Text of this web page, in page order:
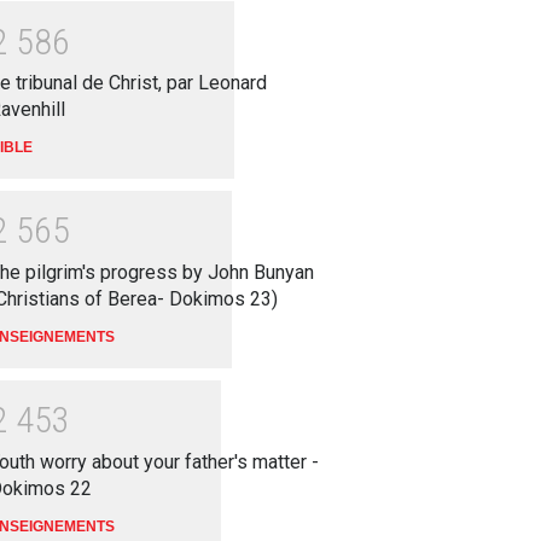
586
tribunal de Christ, par Leonard
565
pilgrim's progress by John Bunyan
of Berea- Dokimos 23)
453
worry about your father's matter -
22